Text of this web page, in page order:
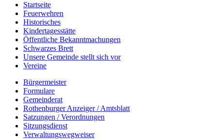
Startseite
Feuerwehren
Historisches
Kindertagesstätte
Öffentliche Bekanntmachungen
Schwarzes Brett
Unsere Gemeinde stellt sich vor
Vereine
Bürgermeister
Formulare
Gemeinderat
Rothenburger Anzeiger / Amtsblatt
Satzungen / Verordnungen
Sitzungsdienst
Verwaltungswegweiser